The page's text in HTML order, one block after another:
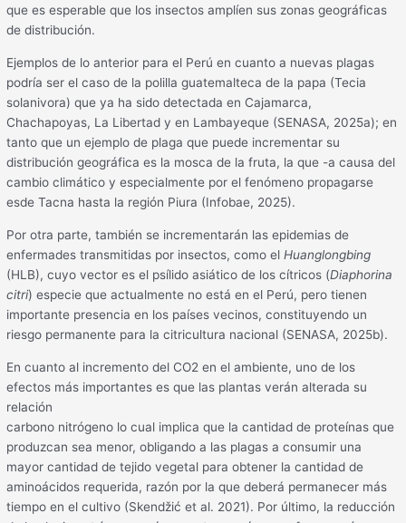
que es esperable que los insectos amplíen sus zonas geográficas
de distribución.
Ejemplos de lo anterior para el Perú en cuanto a nuevas plagas
podría ser el caso de la polilla guatemalteca de la papa (Tecia
solanivora) que ya ha sido detectada en Cajamarca,
Chachapoyas, La Libertad y en Lambayeque (SENASA, 2025a); en
tanto que un ejemplo de plaga que puede incrementar su
distribución geográfica es la mosca de la fruta, la que -a causa del
cambio climático y especialmente por el fenómeno propagarse
esde Tacna hasta la región Piura (Infobae, 2025).
Por otra parte, también se incrementarán las epidemias de
enfermades transmitidas por insectos, como elHuanglongbing
(HLB), cuyo vector es el psílido asiático de los cítricos (Diaphorina
citri) especie que actualmente no está en el Perú, pero tienen
importante presencia en los países vecinos, constituyendo un
riesgo permanente para la citricultura nacional (SENASA, 2025b).
En cuanto al incremento del CO2 en el ambiente, uno de los
efectos más importantes es que las plantas verán alterada su
relación
carbono nitrógeno lo cual implica que la cantidad de proteínas que
produzcan sea menor, obligando a las plagas a consumir una
mayor cantidad de tejido vegetal para obtener la cantidad de
aminoácidos requerida, razón por la que deberá permanecer más
tiempo en el cultivo (Skendžić et al. 2021). Por último, la reducción